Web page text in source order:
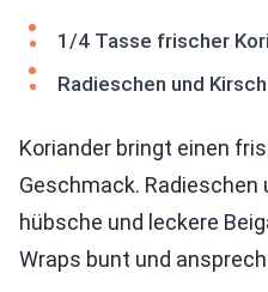
1/4 Tasse frischer
Radieschen und
Koriander bringt einen
Geschmack.
hübsche und leckere
Wraps bunt und